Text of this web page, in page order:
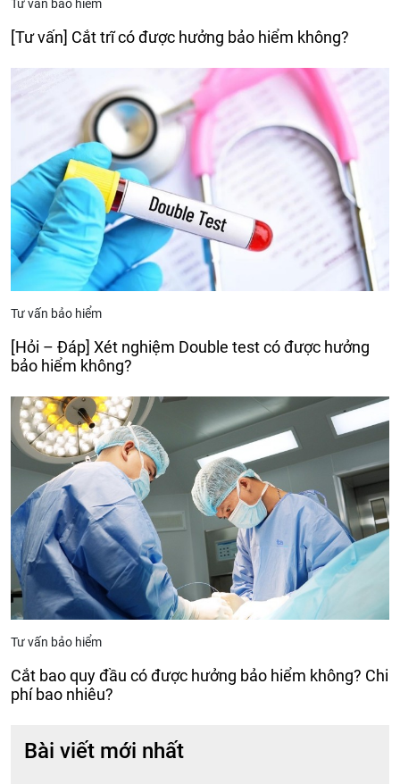
Tư vấn bảo hiểm
[Tư vấn] Cắt trĩ có được hưởng bảo hiểm không?
Tư vấn bảo hiểm
[Hỏi – Đáp] Xét nghiệm Double test có được hưởng
bảo hiểm không?
Tư vấn bảo hiểm
Cắt bao quy đầu có được hưởng bảo hiểm không? Chi
phí bao nhiêu?
Bài viết mới nhất